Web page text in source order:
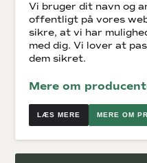
Vi bruger dit navn og
offentligt på vores
sikre, at vi har
med dig. Vi lover at
dem sikret.
Mere om
MERE OM